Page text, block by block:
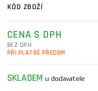
KÓD ZBOŽÍ
CENA S DPH
BEZ DPH
PŘI PLATBĚ PŘEDEM
SKLADEMu dodavatele